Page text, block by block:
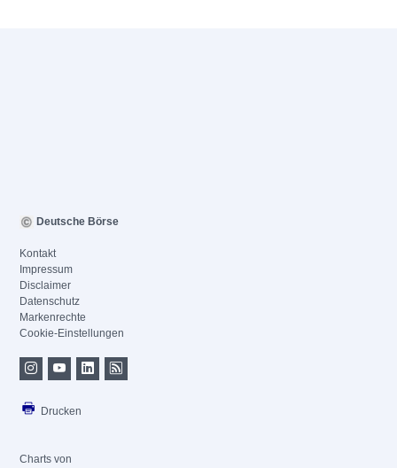
Deutsche Börse
Kontakt
Impressum
Disclaimer
Datenschutz
Markenrechte
Cookie-Einstellungen
Drucken
Charts von